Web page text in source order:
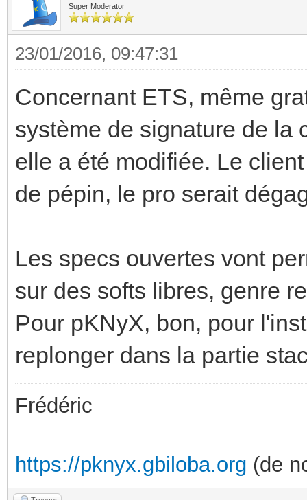
Super Moderator
23/01/2016, 09:47:31
Concernant ETS, même
système de signature de la
elle a été modifiée. Le
de pépin, le pro serait
Les specs ouvertes vont
sur des softs libres, genre
Pour pKNyX, bon, pour
replonger dans la partie
Frédéric
https://pknyx.gbiloba.org (de